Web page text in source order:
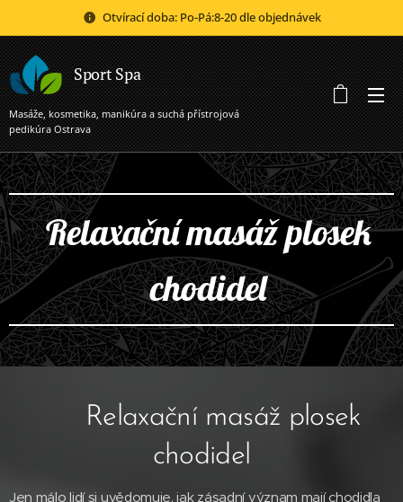
Otvírací doba: Po-Pá:8-20 dle objednávek
Sport Spa
Masáže, kosmetika, manikúra a suchá přístrojová
pedikúra Ostrava
Relaxační masáž plosek
chodidel
🦶 Relaxační masáž plosek
chodidel
Jen málo lidí si uvědomuje, jak zásadní význam mají chodidla